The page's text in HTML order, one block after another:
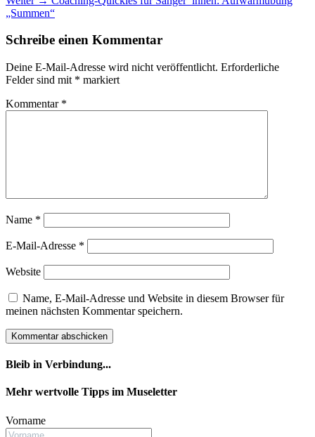
Beitrag:
„Summen“
Schreibe einen Kommentar
Deine E-Mail-Adresse wird nicht veröffentlicht. Erforderliche
Felder sind mit * markiert
Kommentar *
Name *
E-Mail-Adresse *
Website
Name, E-Mail-Adresse und Website in diesem Browser für
meinen nächsten Kommentar speichern.
Bleib in Verbindung...
Facebook
YouTube
Instagram
Mehr wertvolle Tipps im Museletter
Vorname